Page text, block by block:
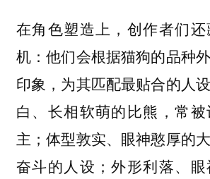
在角色塑造上，创作者们
机：他们会根据猫狗的品种
印象，为其匹配最贴合的人
白、长相软萌的比熊，常
主；体型敦实、眼神憨厚的
奋斗的人设；外形利落、